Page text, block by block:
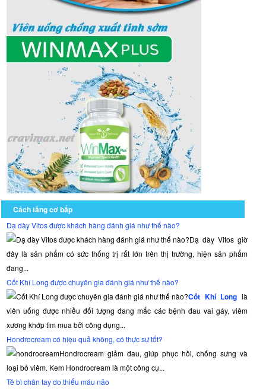
Cách tăng cơ bắp
Dạ dày Vitos được khách hàng đánh giá như thế nào?
Dạ dày Vitos giờ
đây là sản phẩm có sức thống trị rất lớn trên thị trường, hiện sản phẩm
đang...
Cốt Khí Long được chuyên gia đánh giá như thế nào?
Cốt Khí Long là
viên uống được nhiều đối tượng đang mắc các bệnh đau vai gáy, viêm
xương khớp tìm mua bởi công dụng...
Hondrocream có hiệu quả không, có thực sự tốt?
Hondrocream giảm đau, giúp phục hồi, chống sưng và
loại bỏ viêm. Kem Hondrocream là một công cụ...
Tê bì chân tay do thiếu máu não